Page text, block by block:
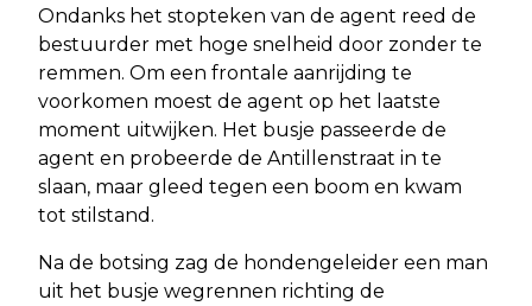
Ondanks het stopteken van de agent reed de
bestuurder met hoge snelheid door zonder te
remmen. Om een frontale aanrijding te
voorkomen moest de agent op het laatste
moment uitwijken. Het busje passeerde de
agent en probeerde de Antillenstraat in te
slaan, maar gleed tegen een boom en kwam
tot stilstand.
Na de botsing zag de hondengeleider een man
uit het busje wegrennen richting de